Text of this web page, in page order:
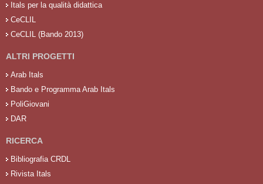
Itals per la qualità didattica
CeCLIL
CeCLIL (Bando 2013)
ALTRI PROGETTI
Arab Itals
Bando e Programma Arab Itals
PoliGiovani
DAR
RICERCA
Bibliografia CRDL
Rivista Itals